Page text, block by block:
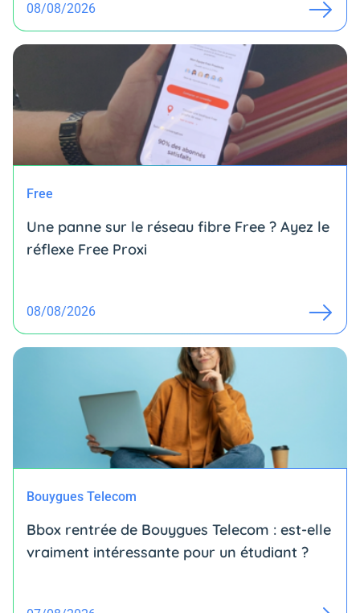
08/08/2026
Free
Une panne sur le réseau fibre Free ? Ayez le
réflexe Free Proxi
08/08/2026
Bouygues Telecom
Bbox rentrée de Bouygues Telecom : est-elle
vraiment intéressante pour un étudiant ?